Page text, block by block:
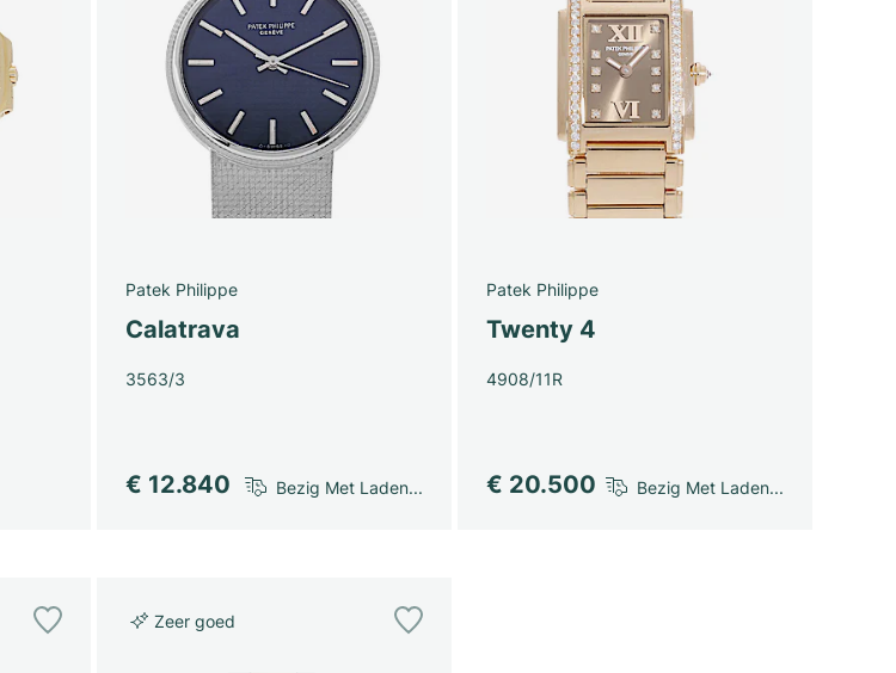
Patek Philippe
Calatrava
3563/3
€ 12.840 Bezig Met Laden...
Patek Philippe
Twenty 4
4908/11R
€ 20.500 Bezig Met Laden...
Zeer goed